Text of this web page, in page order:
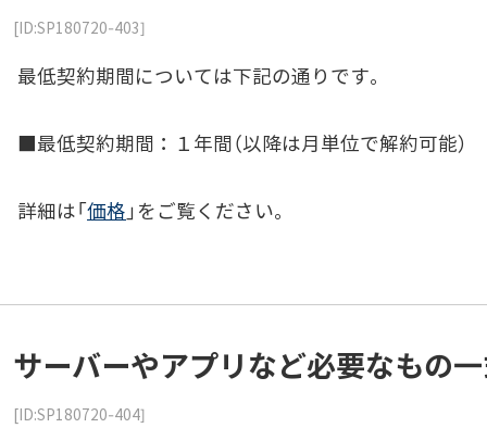
[ID:SP180720-403]
最低契約期間については下記の通りです。
■最低契約期間：１年間（以降は月単位で解約可能）
詳細は「価格 」をご覧ください。
サーバーやアプリなど必要なもの
[ID:SP180720-404]